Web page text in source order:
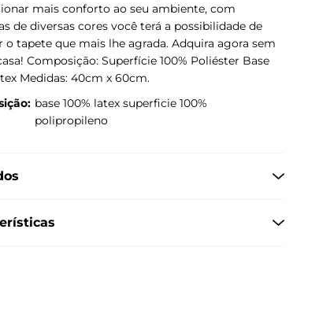
mais conforto ao seu ambiente, com
de diversas cores você terá a possibilidade de
o tapete que mais lhe agrada. Adquira agora sem
Composição: Superfície 100% Poliéster Base
Medidas: 40cm x 60cm.
base 100% latex superficie 100%
polipropileno